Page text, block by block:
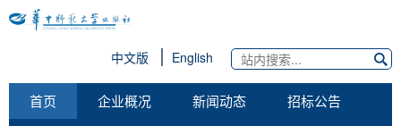
中文版 English
首页 企业概况 新闻动态
招标公告